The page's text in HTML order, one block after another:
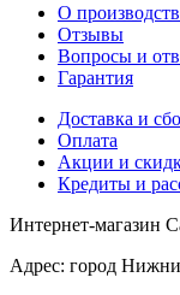
О
Отзывы
Вопросы и
Гарантия
Доставка и
Оплата
Акции и
Кредиты и
Интернет-магазин
Адрес: город